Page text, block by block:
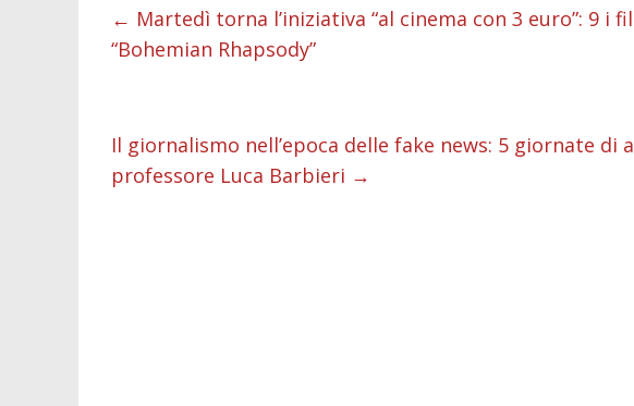
b
o
k
er l s
A
p
e
er
di e di
← Martedì torna l’iniziativa “al cinema con 3 euro”: 9 i
“Bohemian Rhapsody”
Il giornalismo nell’epoca delle fake news: 5 giornate
professore Luca Barbieri →